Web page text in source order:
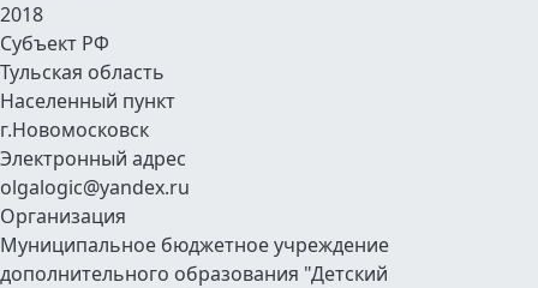
2018
Субъект РФ
Тульская область
Населенный пункт
г.Новомосковск
Электронный адрес
olgalogic@yandex.ru
Организация
Муниципальное бюджетное учреждение
дополнительного образования "Детский